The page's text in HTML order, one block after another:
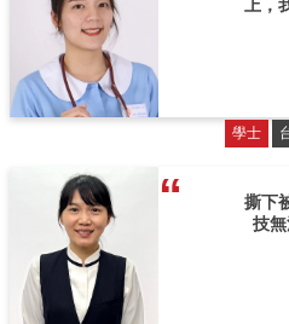
上
學士
撕下
技無